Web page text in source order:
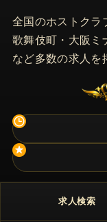
全国のホストクラ
歌舞伎町・大阪ミ
など多数の求人を
求人検索